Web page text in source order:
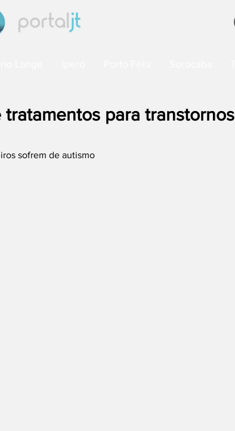
para transtornos
sofrem de autismo